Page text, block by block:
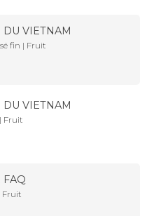
VIETNAM
fin | Fruit
VIETNAM
Fruit
FAQ
Fruit